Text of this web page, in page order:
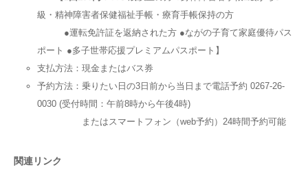
級・精神障害者保健福祉手帳・療育手帳保持の方
●運転免許証を返納された方 ●ながの子育て家庭優待パス
ポート ●多子世帯応援プレミアムパスポート】
支払方法：現金またはバス券
予約方法：乗りたい日の3日前から当日まで電話予約 0267-26-
0030 (受付時間：午前8時から午後4時)
またはスマートフォン（web予約）24時間予約可能
関連リンク